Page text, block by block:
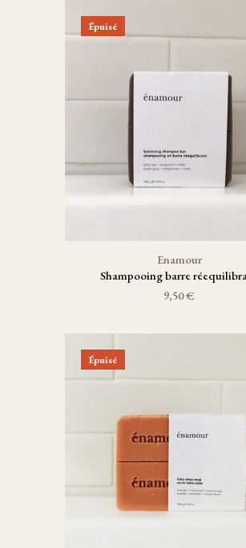
Épuisé
Enamour
Shampooing barre
9,50 €
Épuisé